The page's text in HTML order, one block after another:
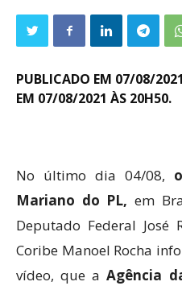
PUBLICADO EM 07/08/
EM 07/08/2021 ÀS 20H50.
No último dia 04/08,
Mariano do PL,em
Deputado Federal José
Coribe Manoel Rocha
vídeo, que aAgência